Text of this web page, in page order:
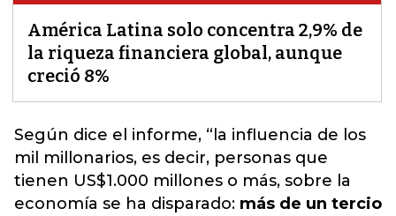
América Latina solo concentra 2,9% de
la riqueza financiera global, aunque
creció 8%
Según dice el informe, “la influencia de los
mil millonarios, es decir, personas que
tienen US$1.000 millones o más, sobre la
economía se ha disparado: más de un tercio